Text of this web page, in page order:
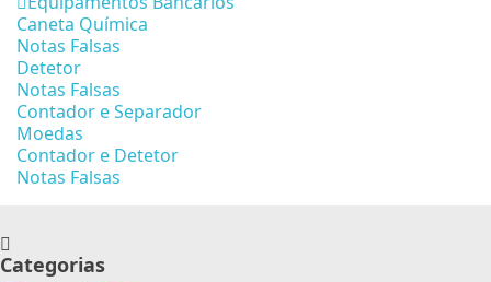
Caneta Química
Notas Falsas
Detetor
Notas Falsas
Contador e Separador
Moedas
Contador e Detetor
Notas Falsas
Categorias